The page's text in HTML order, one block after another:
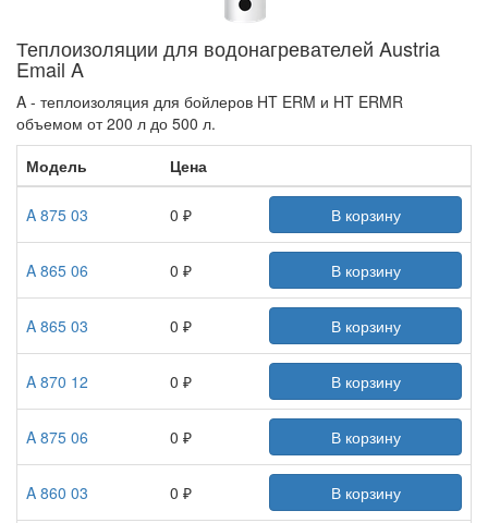
Теплоизоляции для водонагревателей Austria
Email A
A - теплоизоляция для бойлеров HT ERM и HT ERMR
объемом от 200 л до 500 л.
Модель
Цена
A 875 03 0 ₽ В корзину
A 865 06 0 ₽ В корзину
A 865 03 0 ₽ В корзину
A 870 12 0 ₽ В корзину
A 875 06 0 ₽ В корзину
A 860 03 0 ₽ В корзину